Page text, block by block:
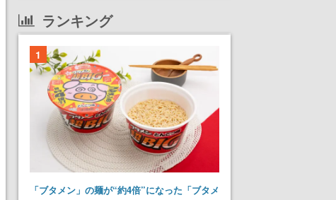
ランキング
1
「ブタメン」の麺が“約4倍”になった「ブタメ